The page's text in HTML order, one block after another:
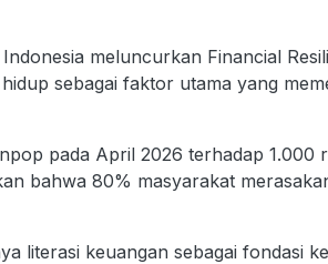
meluncurkan Financial
sebagai faktor utama yang
pada April 2026 terhadap 1.000
bahwa 80% masyarakat
literasi keuangan sebagai fondasi